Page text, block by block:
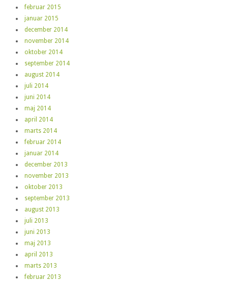
februar 2015
januar 2015
december 2014
november 2014
oktober 2014
september 2014
august 2014
juli 2014
juni 2014
maj 2014
april 2014
marts 2014
februar 2014
januar 2014
december 2013
november 2013
oktober 2013
september 2013
august 2013
juli 2013
juni 2013
maj 2013
april 2013
marts 2013
februar 2013